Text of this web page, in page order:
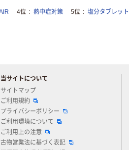
4位 熱中症対策 5位 塩分タブレット
当サイトについて
サイトマップ
ご利用規約
プライバシーポリシー
ご利用環境について
ご利用上の注意
古物営業法に基づく表記